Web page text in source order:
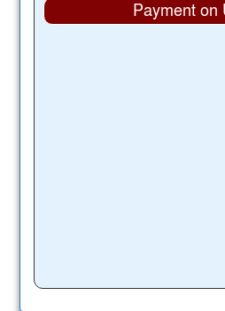
Payment on